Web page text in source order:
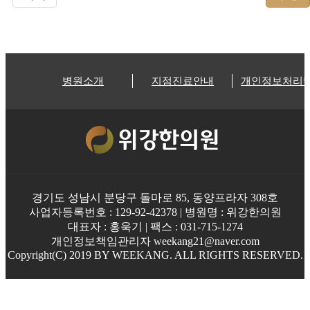
병원소개 지점진료안내 개인정보처리
경기도 성남시 분당구 돌마로 85, 동양프라자 308호
사업자등록번호 : 129-92-42378 | 병원명 : 위강한의원
대표자 : 홍욱기 | 팩스 : 031-715-1274
개인정보책임관리자 weekang21@naver.com
Copyright(C) 2019 BY WEEKANG. ALL RIGHTS RESERVED.